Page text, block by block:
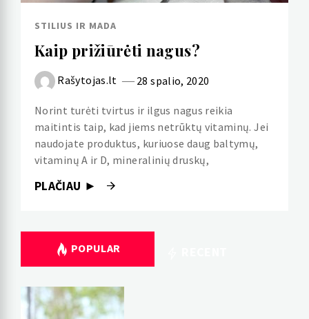
STILIUS IR MADA
Kaip prižiūrėti nagus?
Rašytojas.lt 28 spalio, 2020
Norint turėti tvirtus ir ilgus nagus reikia
maitintis taip, kad jiems netrūktų vitaminų. Jei
naudojate produktus, kuriuose daug baltymų,
vitaminų A ir D, mineralinių druskų,
PLAČIAU ►
POPULAR